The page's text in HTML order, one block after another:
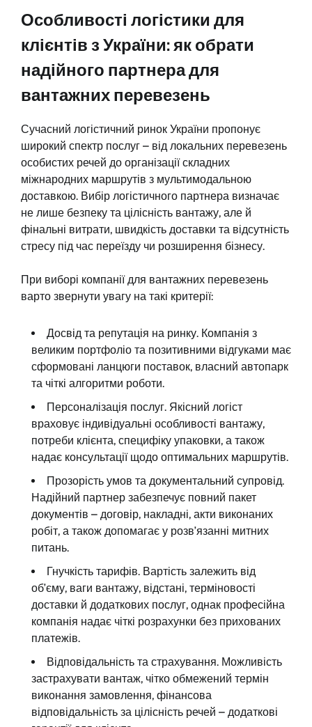
Особливості логістики для
клієнтів з України: як обрати
надійного партнера для
вантажних перевезень
Сучасний логістичний ринок України пропонує
широкий спектр послуг – від локальних перевезень
особистих речей до організації складних
міжнародних маршрутів з мультимодальною
доставкою. Вибір логістичного партнера визначає
не лише безпеку та цілісність вантажу, але й
фінальні витрати, швидкість доставки та відсутність
стресу під час переїзду чи розширення бізнесу.
При виборі компанії для вантажних перевезень
варто звернути увагу на такі критерії:
Досвід та репутація на ринку. Компанія з
великим портфоліо та позитивними відгуками має
сформовані ланцюги поставок, власний автопарк
та чіткі алгоритми роботи.
Персоналізація послуг. Якісний логіст
враховує індивідуальні особливості вантажу,
потреби клієнта, специфіку упаковки, а також
надає консультації щодо оптимальних маршрутів.
Прозорість умов та документальний супровід.
Надійний партнер забезпечує повний пакет
документів – договір, накладні, акти виконаних
робіт, а також допомагає у розв’язанні митних
питань.
Гнучкість тарифів. Вартість залежить від
об’єму, ваги вантажу, відстані, терміновості
доставки й додаткових послуг, однак професійна
компанія надає чіткі розрахунки без прихованих
платежів.
Відповідальність та страхування. Можливість
застрахувати вантаж, чітко обмежений термін
виконання замовлення, фінансова
відповідальність за цілісність речей – додаткові